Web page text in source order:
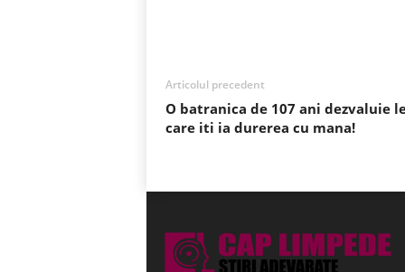
Articolul precedent
O batranica de 107 ani dezvaluie
care iti ia durerea cu mana!